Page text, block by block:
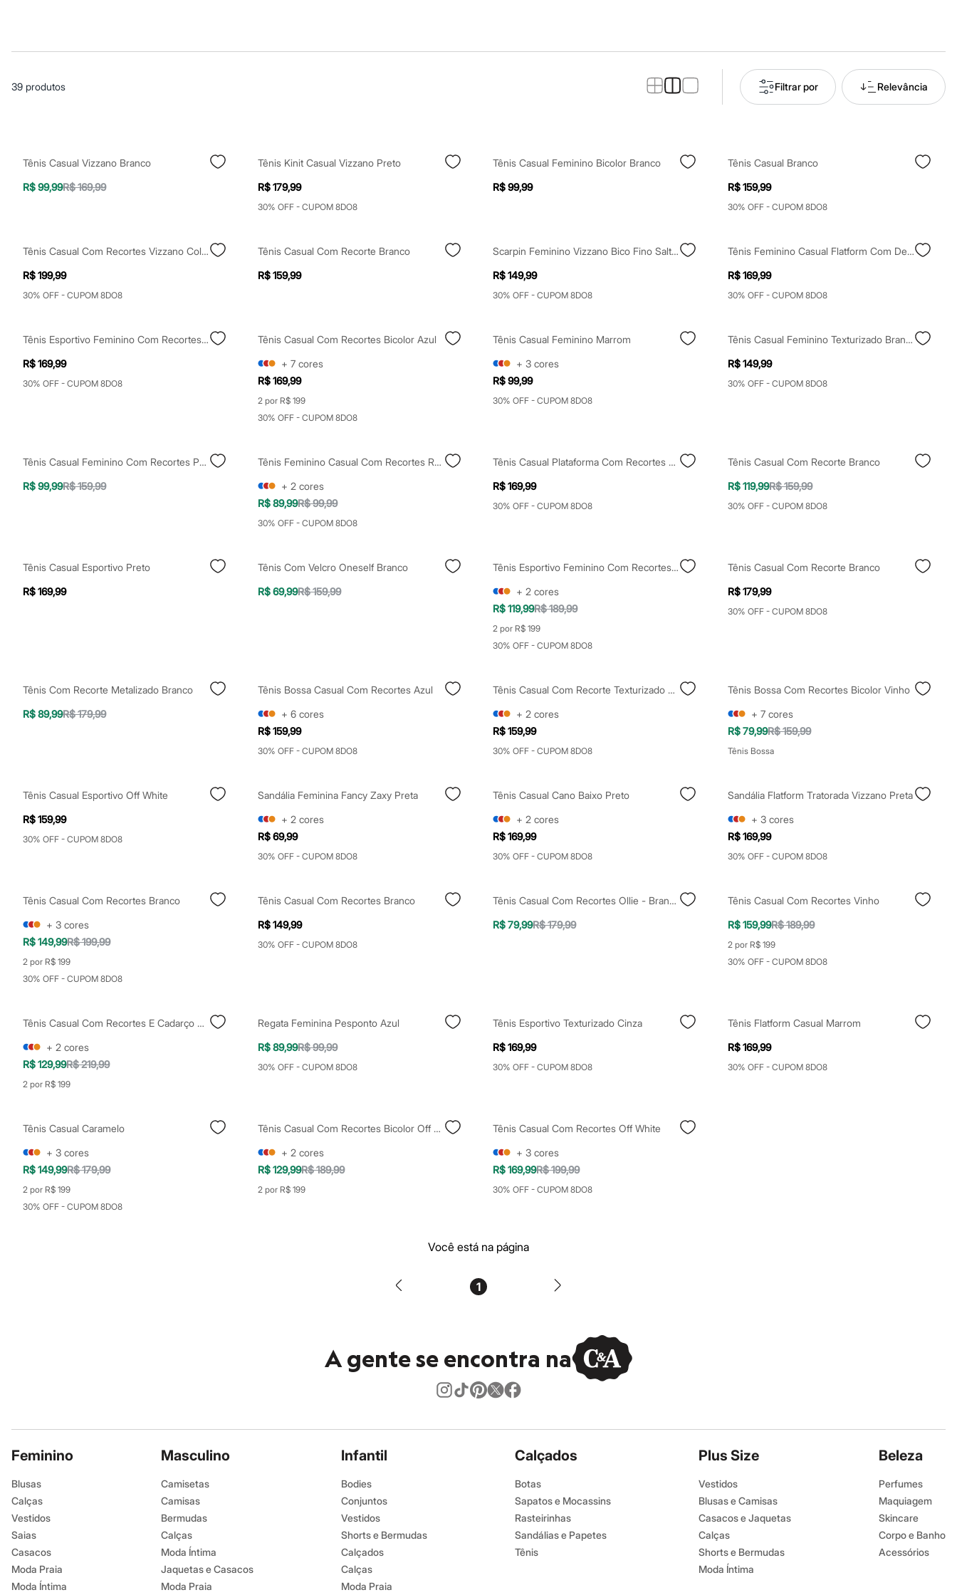
Shorts e Bermudas
Acessórios
Bolsas
Relógios
Calçados
Botas
Chinelos
Tênis
Marcas
City
Clock House
Mindset
Moda esportiva
Acessórios
Blusas
Leggings
Meias
Pijamas
Sutiãs e Tops
Plus size
Calças
Em alta
Dia dos Pais
Inverno
Novidades
Casacos e Jaquetas
Polos
Acessórios
Óculos
Calçados
Botas
Chinelos
Sapatos
Sandálias e Papetes
Acessórios
Bermudas
Camisetas
Calças
Calçados
Regatas
Moda íntima
Pijamas
Personagens
Plus size
Blusas e Camisetas
Calças
Camisas
Roupas menino
1 a 5 anos
4 a 12 anos
Chinelos
Pantufas
39 produtos Filtrar por Relevância
Tênis Casual Vizzano Branco
R$ 99,99R$ 169,99
Tênis Kinit Casual Vizzano Preto
R$ 179,99
30% OFF - CUPOM 8DO8
Tênis Casual Feminino Bicolor Branco
R$ 99,99
Tênis Casual Branco
R$ 159,99
30% OFF - CUPOM 8DO8
Tênis Casual Com Recortes Vizzano Colorido
R$ 199,99
30% OFF - CUPOM 8DO8
Tênis Casual Com Recorte Branco
R$ 159,99
Scarpin Feminino Vizzano Bico Fino Salto Médio Preto
R$ 149,99
30% OFF - CUPOM 8DO8
Tênis Feminino Casual Flatform Com Detalhes Branco
R$ 169,99
30% OFF - CUPOM 8DO8
Tênis Esportivo Feminino Com Recortes Branco
R$ 169,99
30% OFF - CUPOM 8DO8
Tênis Casual Com Recortes Bicolor Azul
+ 7 cores
R$ 169,99
2 por R$ 199
30% OFF - CUPOM 8DO8
Tênis Casual Feminino Marrom
+ 3 cores
R$ 99,99
30% OFF - CUPOM 8DO8
Tênis Casual Feminino Texturizado Branco
R$ 149,99
30% OFF - CUPOM 8DO8
Tênis Casual Feminino Com Recortes Preto
R$ 99,99R$ 159,99
Tênis Feminino Casual Com Recortes Rosa
+ 2 cores
R$ 89,99R$ 99,99
30% OFF - CUPOM 8DO8
Tênis Casual Plataforma Com Recortes Branco
R$ 169,99
30% OFF - CUPOM 8DO8
Tênis Casual Com Recorte Branco
R$ 119,99R$ 159,99
30% OFF - CUPOM 8DO8
Tênis Casual Esportivo Preto
R$ 169,99
Tênis Com Velcro Oneself Branco
R$ 69,99R$ 159,99
Tênis Esportivo Feminino Com Recortes Preto
+ 2 cores
R$ 119,99R$ 189,99
2 por R$ 199
30% OFF - CUPOM 8DO8
Tênis Casual Com Recorte Branco
R$ 179,99
30% OFF - CUPOM 8DO8
Tênis Com Recorte Metalizado Branco
R$ 89,99R$ 179,99
Tênis Bossa Casual Com Recortes Azul
+ 6 cores
R$ 159,99
30% OFF - CUPOM 8DO8
Tênis Casual Com Recorte Texturizado Rosa
+ 2 cores
R$ 159,99
30% OFF - CUPOM 8DO8
Tênis Bossa Com Recortes Bicolor Vinho
+ 7 cores
R$ 79,99R$ 159,99
Tênis Bossa
Tênis Casual Esportivo Off White
R$ 159,99
30% OFF - CUPOM 8DO8
Sandália Feminina Fancy Zaxy Preta
+ 2 cores
R$ 69,99
30% OFF - CUPOM 8DO8
Tênis Casual Cano Baixo Preto
+ 2 cores
R$ 169,99
30% OFF - CUPOM 8DO8
Sandália Flatform Tratorada Vizzano Preta
+ 3 cores
R$ 169,99
30% OFF - CUPOM 8DO8
Tênis Casual Com Recortes Branco
+ 3 cores
R$ 149,99R$ 199,99
2 por R$ 199
30% OFF - CUPOM 8DO8
Tênis Casual Com Recortes Branco
R$ 149,99
30% OFF - CUPOM 8DO8
Tênis Casual Com Recortes Ollie - Branco
R$ 79,99R$ 179,99
Tênis Casual Com Recortes Vinho
R$ 159,99R$ 189,99
2 por R$ 199
30% OFF - CUPOM 8DO8
Tênis Casual Com Recortes E Cadarço Duplo Preto
+ 2 cores
R$ 129,99R$ 219,99
2 por R$ 199
Regata Feminina Pesponto Azul
R$ 89,99R$ 99,99
30% OFF - CUPOM 8DO8
Tênis Esportivo Texturizado Cinza
R$ 169,99
30% OFF - CUPOM 8DO8
Tênis Flatform Casual Marrom
R$ 169,99
30% OFF - CUPOM 8DO8
Tênis Casual Caramelo
+ 3 cores
R$ 149,99R$ 179,99
2 por R$ 199
30% OFF - CUPOM 8DO8
Tênis Casual Com Recortes Bicolor Off White
+ 2 cores
R$ 129,99R$ 189,99
2 por R$ 199
Tênis Casual Com Recortes Off White
+ 3 cores
R$ 169,99R$ 199,99
30% OFF - CUPOM 8DO8
Você está na página
1
A gente se encontra na
Feminino
Blusas
Calças
Vestidos
Saias
Casacos
Moda Praia
Moda Íntima
Masculino
Camisetas
Camisas
Bermudas
Calças
Moda Íntima
Jaquetas e Casacos
Moda Praia
Infantil
Bodies
Conjuntos
Vestidos
Shorts e Bermudas
Calçados
Calças
Moda Praia
Calçados
Botas
Sapatos e Mocassins
Rasteirinhas
Sandálias e Papetes
Tênis
Plus Size
Vestidos
Blusas e Camisas
Casacos e Jaquetas
Calças
Shorts e Bermudas
Moda Íntima
Beleza
Perfumes
Maquiagem
Skincare
Corpo e Banho
Acessórios